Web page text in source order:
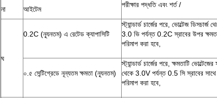
না আইটেম
পরীক্ষার পদ্ধতি এবং শর্ত /
ঘ
0.2C (ন্যূনতম) এ রেটেড ক্যাপাসিটি
স্ট্যান্ডার্ড চার্জের পরে, ভোল্টেজ ডিসচার্জ
3.0 ভি পর্যন্ত 0.2C স্রাবের উপর
পরিমাপ করা হবে,
০.৫ সেন্টিগ্রেডে নূন্যতম ক্ষমতা (ন্যূনতম)
স্ট্যান্ডার্ড চার্জের পরে, ক্ষমতাটি ভোল্টেজের
থেকে 3.0V পর্যন্ত 0.5 সি স্রাবের সাথে
পরিমাপ করা হবে,